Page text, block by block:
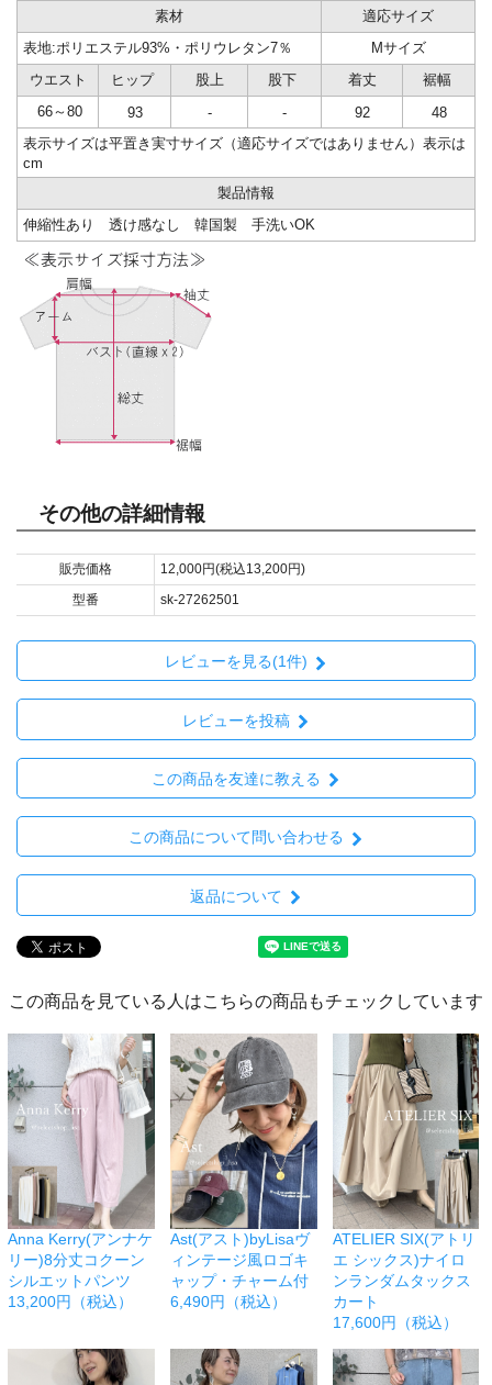
素材
適応サイズ
表地:ポリエステル93%・ポリウレタン7％
Mサイズ
ウエスト
ヒップ 股上 股下 着丈
裾幅
66～80
93 - - 92
48
表示サイズは平置き実寸サイズ（適応サイズではありません）表示は
cm
製品情報
伸縮性あり 透け感なし 韓国製 手洗いOK
その他の詳細情報
販売価格
12,000円(税込13,200円)
型番
sk-27262501
レビューを見る(1件)
レビューを投稿
この商品を友達に教える
この商品について問い合わせる
返品について
この商品を見ている人はこちらの商品もチェックしています
Anna Kerry(アンナケ
リー)8分丈コクーン
シルエットパンツ
13,200円（税込）
Ast(アスト)byLisaヴ
ィンテージ風ロゴキ
ャップ・チャーム付
6,490円（税込）
ATELIER SIX(アトリ
エ シックス)ナイロ
ンランダムタックス
カート
17,600円（税込）